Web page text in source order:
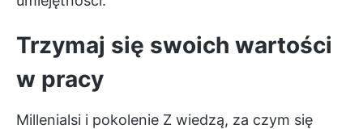
Trzymaj się swoich wartości
w pracy
Millenialsi i pokolenie Z wiedzą, za czym się